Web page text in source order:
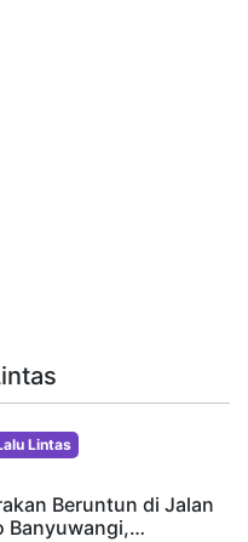
Lintas
Beruntun di Jalan
Banyuwangi,…